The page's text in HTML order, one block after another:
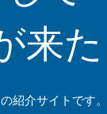
来
紹介サイトです。